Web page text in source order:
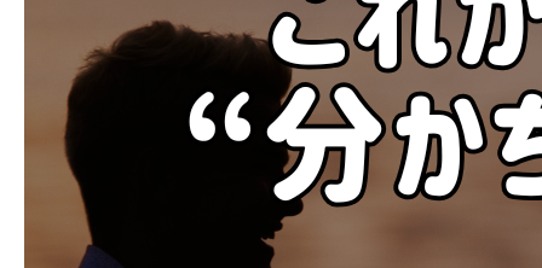
成婚までの流れ
会員様からの喜びの声
よくあるご質問